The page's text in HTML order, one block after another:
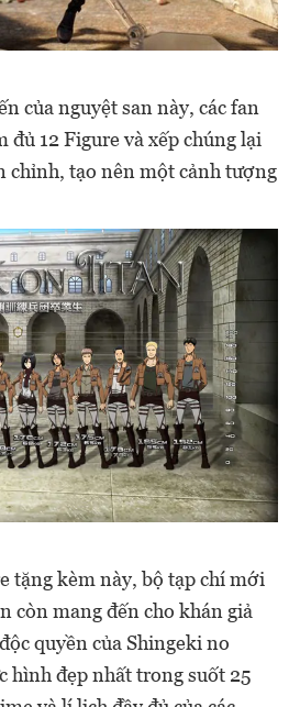
của nguyệt san này, các fan
đủ 12 Figure và xếp chúng lại
chỉnh, tạo nên một cảnh tượng
tặng kèm này, bộ tạp chí mới
còn mang đến cho khán giả
quyền của Shingeki no
hình đẹp nhất trong suốt 25